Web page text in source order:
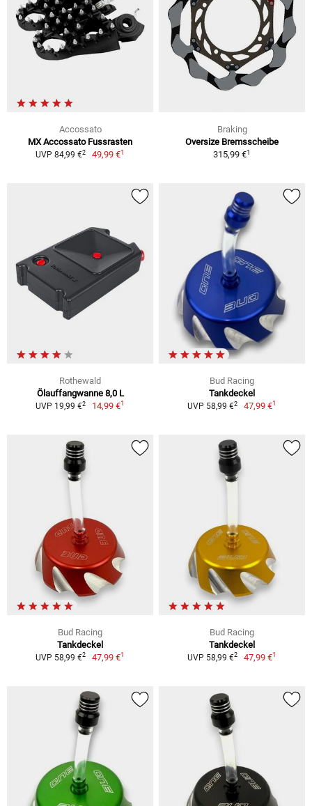
Accossato
MX Accossato Fussrasten
UVP 84,99 €2 49,99 €1
Braking
Oversize Bremsscheibe
315,99 €1
Rothewald
Ölauffangwanne 8,0 L
UVP 19,99 €2 14,99 €1
Bud Racing
Tankdeckel
UVP 58,99 €2 47,99 €1
Bud Racing
Tankdeckel
UVP 58,99 €2 47,99 €1
Bud Racing
Tankdeckel
UVP 58,99 €2 47,99 €1